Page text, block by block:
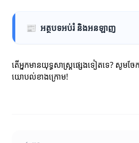
📰 អត្ថបទអប់រំ និងអនឡាញ
តើអ្នកមានយុទ្ធសាស្ត្រផ្សេងទៀតទេ? សូមច
យោបល់ខាងក្រោម!